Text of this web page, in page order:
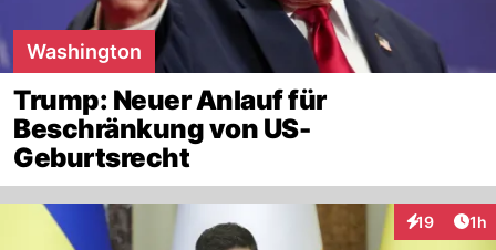
Washington
Trump: Neuer Anlauf für
Beschränkung von US-
Geburtsrecht
19 1h